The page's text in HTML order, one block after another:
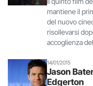
mantiene il
del nuovo
risollevarsi
accoglienza
14/01/2015
Jason
Edgerton